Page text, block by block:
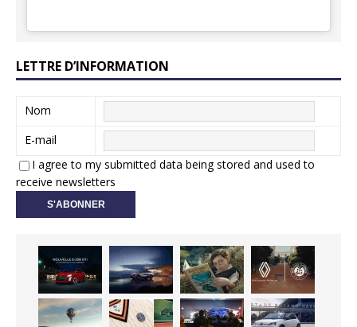
LETTRE D’INFORMATION
Nom
E-mail
I agree to my submitted data being stored and used to
receive newsletters